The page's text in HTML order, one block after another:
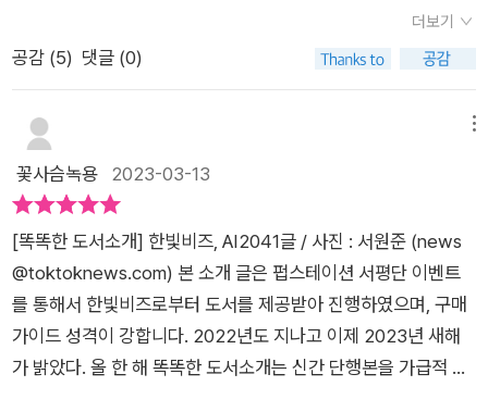
자율무기, 인공지능에 의한 일자리 퇴출의 해법, 인공지능이 던지
는 행복에 대한 질문들, 새로운 경제모델과 풍요로움의 미래 등이
터, 콘텐츠 제작회사 CEO로 활동)이 쓴 20년 후 인간세상에서
벌어질 수 있는 SF형식의 스토리 뒤에 기술분석(Analysis)이 이
어진다는 것이다. 10가지 테마 중 특히 ‘접촉 없는 사랑’이 인상적
이다. 저자는 팬데믹에서 아이디어를 얻었다고 한다. 코로나바이
러스 초기 백신 접종 후에도 주기적으로 새로운 변종이 출현하는
세상을 그리고 있다. 인간은 바이러스와 함께 사는 법을 배워야한
다. 부분적으로 가정용 로봇이 외부와의 접촉을 줄여주고 있다.
이야기에 등장하는 여주인공은 세상과 자신을 단절하려는 욕구
혜를 구하지만, 속 시원한 답을 얻지 못한다. 그러던 중, 엄마로부
터 나야나의 가족이 가네샤 보험에 가입되었다는 이야기를 듣는
다. 가네샤 보험은 요즘 뜨는 보험으로, 개인정보 등에 동의하면
개인에게 필요한 생활 밀접형 정보(가령 근방에 저렴한 쇼핑정보
나 날씨 등)를 제공해 준다고 한다. 처음에는 개인정보를 빼간 보
험에 대해 불만이 있었지만, 종종 유용한 정보를 얻을 수 있기에
을 챙겨주는 상황 덕분에 식생활 개선 및 운동효과도 맛보았고 그
러다 보면 자연스레 보험료가 내리는 결과까지 얻게 된다. 나야나
는 사헤지가 자신을 어떻게 생각하는지에 관심이 있는데, 사헤지
가 불가촉천민이라는 사실을 알게 된다. 그뿐만 아니라 사헤지와
가까워지려 할수록 집의 보험료가 자꾸 올라가는 상황이 발생한
확장현실, 자율주행차, 양자컴퓨팅 등 10개의 결정적 미래를 만
날 수 있다. 마이크로소프트와 구글, 애플에서 인공지능 연구와
SF 작가 천치우판이 만나 과학과 소설의 완벽한 융합을 보여주
는 작품이 탄생한 것이다. 이 책이 상상력으로 그려내는 2041년
의 풍경이 곧 현실이 될 거라고 생각하니 더 공감하면서 읽게 되
었던 것 같다. 이 엄청난 과제를 맡을 용기와 담대함을 어디서
찾을 것인가? 우리는 인공지능이 창출할 전례 없는 부를 물려받
을 세대로서 인류 번영을 촉진하기 위한 사회계약을 재작성하고
경제의 방향을 재설정하는 책임을 져야 한다. 그것만으로 충분치
않다면 우리의 후손에 대해 생각해보라. 인공지능은 우리가 일상
적이고 반복적인 일에서 해방되도록 해주고 자기 마음을 따라 살
리스를 업그레이드하기로 하고 안드레스와 레이는 은빛 참새에
게 요청해 모든 데이터를 신중하게 백업했다. 그들은 이 데어티를
솔라리스의 메모리일 뿐만 아니라 은빛 참새 확정된 정체성이라
고 여겼다. 솔라리스의 핵심 알고리즘은 깨지기 쉬운 크리스털처
럼 보호되어야 했다. (-125-)​​음악이 갑자기 멈췄다. 히로시의 등
뒤에서 반짝이는 밤하늘을 보여 주던 거대한 화면이 관객들의 모
연장 전체를 빠르게 훑었다. 황홀경에 빠진듯한 얼굴들이 화면에
나타났고 기쁨의 탄성이 뒤따랐다. (-219-)​​드라마 <전격Z 작전
>이나 영화<마이너리티 리포트>를 비로해 여러 SF 소설에서는
완전 자율주행차의 도래를 기정사실로 제시한다. 하지만 <거룩
한 드라이버>에서는 2041년이면 구글이 상용 자율주행 기술이
더보기
공감 (5) 댓글 (0)
꽃사슴녹용 2023-03-13
[똑똑한 도서소개] 한빛비즈, AI2041글 / 사진 : 서원준 (news
@toktoknews.com) 본 소개 글은 펍스테이션 서평단 이벤트
를 통해서 한빛비즈로부터 도서를 제공받아 진행하였으며, 구매
가이드 성격이 강합니다. 2022년도 지나고 이제 2023년 새해
가 밝았다. 올 한 해 똑똑한 도서소개는 신간 단행본을 가급적 많